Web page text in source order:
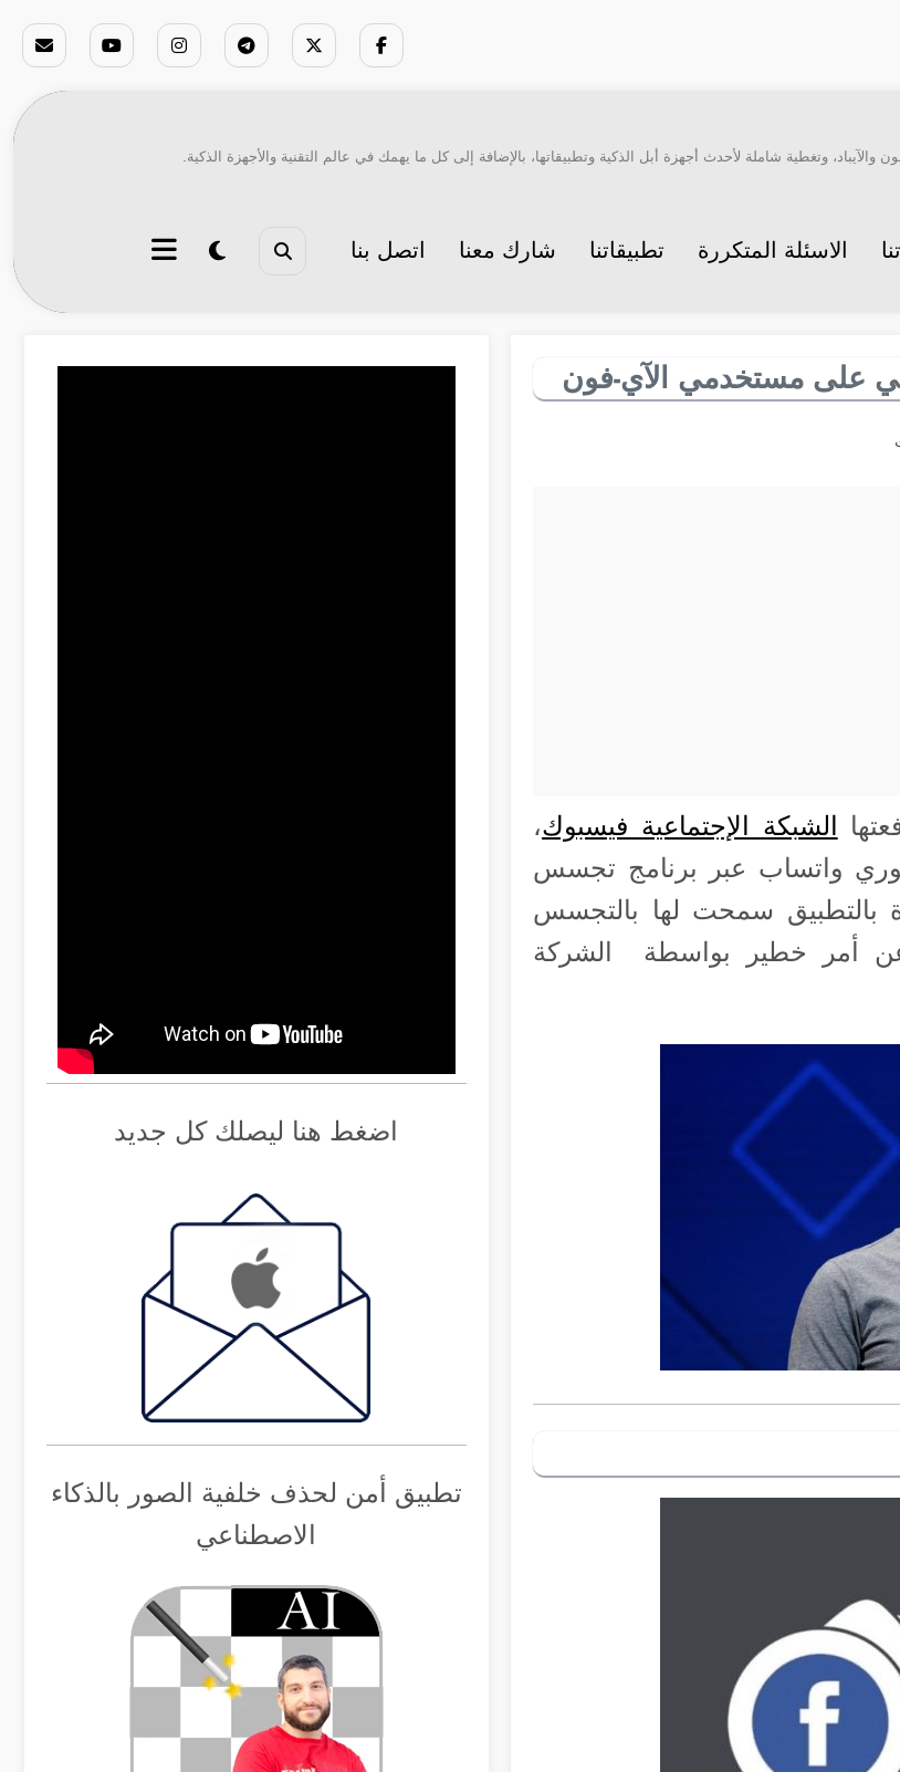
وتغطية شاملة لأحدث أجهزة أبل الذكية وتطبيقاتها، بالإضافة إلى كل ما يهمك في عالم التقنية والأجهزة الذكية.
الاسئلة المتكررة تطبيقاتنا شارك معنا اتصل بنا
على مستخدمي الآي-فون
الشبكة الإجتماعية فيسبوك،
واتساب عبر برنامج تجسس
بالتطبيق سمحت لها بالتجسس
أمر خطير بواسطة الشركة
اضغط هنا ليصلك كل جديد
تطبيق أمن لحذف خلفية الصور بالذكاء
الاصطناعي